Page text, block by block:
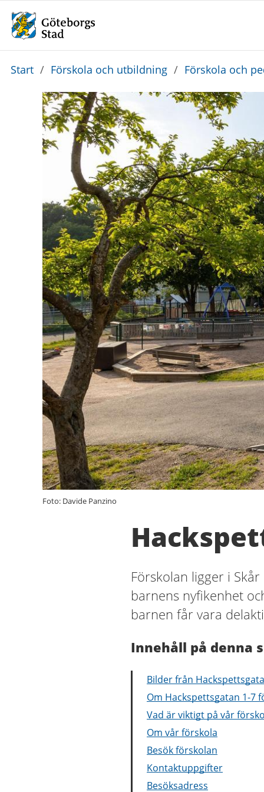
Du
Start / Förskola och utbildning / Förskola och
Foto: Davide Panzino
Förskolan ligger i
barnens nyfikenhet
barnen får vara
Innehåll på denna
Bilder från
Om Hackspettsgatan 1-7
Vad är viktigt på vår
Om vår förskola
Besök förskolan
Kontaktuppgifter
Besöksadress